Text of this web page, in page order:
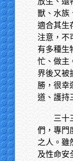
獸、水族
適合其生
注意，不
有多種生
忙、做主
界後又被
勝，很幸
道、護持
三十
們，專門
之人。雖
及性命安